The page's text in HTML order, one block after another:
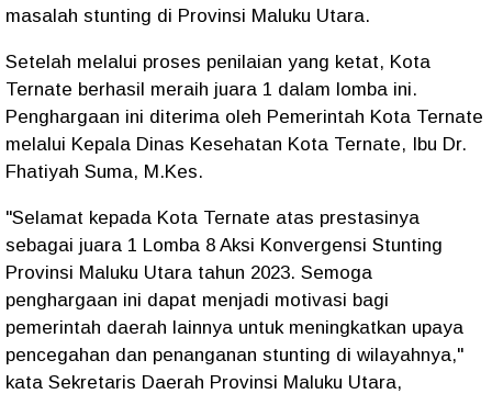
masalah stunting di Provinsi Maluku Utara.
Setelah melalui proses penilaian yang ketat, Kota
Ternate berhasil meraih juara 1 dalam lomba ini.
Penghargaan ini diterima oleh Pemerintah Kota Ternate
melalui Kepala Dinas Kesehatan Kota Ternate, Ibu Dr.
Fhatiyah Suma, M.Kes.
"Selamat kepada Kota Ternate atas prestasinya
sebagai juara 1 Lomba 8 Aksi Konvergensi Stunting
Provinsi Maluku Utara tahun 2023. Semoga
penghargaan ini dapat menjadi motivasi bagi
pemerintah daerah lainnya untuk meningkatkan upaya
pencegahan dan penanganan stunting di wilayahnya,"
kata Sekretaris Daerah Provinsi Maluku Utara,